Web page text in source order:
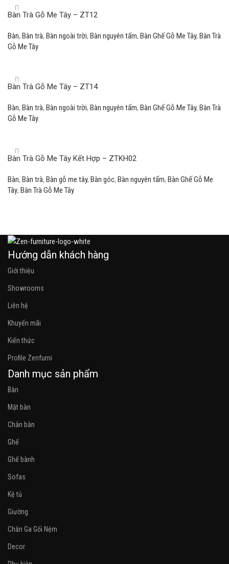
Bàn Trà Gỗ Me Tây – ZT12
Bàn, Bàn trà, Bàn ngoài trời, Bàn nguyên tấm, Bàn Ghế Gỗ Me Tây, Bàn Trà
Gỗ Me Tây
Bàn Trà Gỗ Me Tây – ZT14
Bàn, Bàn trà, Bàn ngoài trời, Bàn nguyên tấm, Bàn Ghế Gỗ Me Tây, Bàn Trà
Gỗ Me Tây
Bàn Trà Gỗ Me Tây Kết Hợp – ZTKH02
Bàn, Bàn trà, Bàn gỗ me tây, Bàn góc, Bàn nguyên tấm, Bàn Ghế Gỗ Me
Tây, Bàn Trà Gỗ Me Tây
Hướng dẫn khách hàng
Giới thiệu
Showrooms
Liên hệ
Khuyến mãi
Kiến thức
Profile Zenfurni
Danh mục sản phẩm
Bàn
Mặt bàn
Chân bàn
Ghế
Ghế bành
Sofas
Kệ tủ
Giường
Chăn Ga Gối Nệm
Decor